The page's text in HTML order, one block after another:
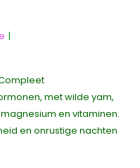
met wilde yam,
en vitaminen.
en onrustige nachten